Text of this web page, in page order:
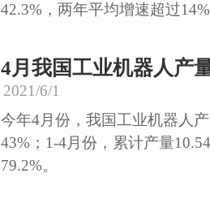
42.3%，两年平均增速超过
4月我国工业机器人产
2021/6/1
今年4月份，我国工业机器人
43%；1-4月份，累计产量
79.2%。